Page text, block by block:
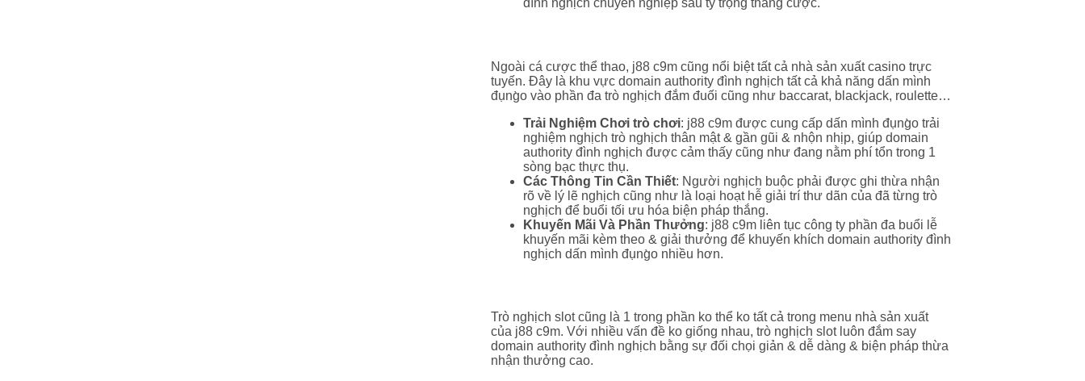
đình nghịch chuyên nghiệp sâu tỷ trọng thắng cược.
Ngoài cá cược thể thao, j88 c9m cũng nổi biệt tất cả nhà sản xuất casino trực
tuyến. Đây là khu vực domain authority đình nghịch tất cả khả năng dấn mình
đụng̀o vào phần đa trò nghịch đắm đuối cũng như baccarat, blackjack, roulette…
Trải Nghiệm Chơi trò chơi: j88 c9m được cung cấp dấn mình đụng̀o trải
nghiệm nghịch trò nghịch thân mật & gần gũi & nhộn nhịp, giúp domain
authority đình nghịch được cảm thấy cũng như đang nằm phí tổn trong 1
sòng bạc thực thụ.
Các Thông Tin Cần Thiết: Người nghịch buộc phải được ghi thừa nhận
rõ về lý lẽ nghịch cũng như là loại hoạt hễ giải trí thư dãn của đã từng trò
nghịch để buổi tối ưu hóa biện pháp thắng.
Khuyến Mãi Và Phần Thưởng: j88 c9m liên tục công ty phần đa buổi lễ
khuyến mãi kèm theo & giải thưởng để khuyến khích domain authority đình
nghịch dấn mình đụng̀o nhiều hơn.
Trò nghịch slot cũng là 1 trong phần ko thể ko tất cả trong menu nhà sản xuất
của j88 c9m. Với nhiều vấn đề ko giống nhau, trò nghịch slot luôn đắm say
domain authority đình nghịch bằng sự đối chọi giản & dễ dàng & biện pháp thừa
nhận thưởng cao.